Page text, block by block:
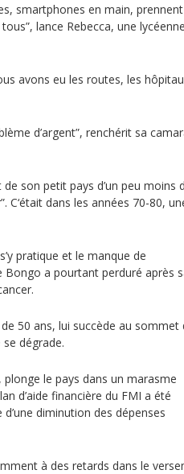
smartphones en main,
lance Rebecca, une
avons eu les routes, les
d’argent”, renchérit sa
son petit pays d’un peu moins
C‘était dans les années 70-80,
pratique et le manque de
a pourtant perduré après
50 ans, lui succède au sommet
dégrade.
le pays dans un marasme
d’aide financière du FMI a été
diminution des dépenses
à des retards dans le